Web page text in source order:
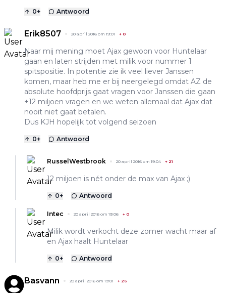
0+ Antwoord
Erik8507 20 april 2016 om 19:01 + 0
Naar mij mening moet Ajax gewoon voor Huntelaar
gaan en laten strijden met milik voor nummer 1
spitspositie. In potentie zie ik veel liever Janssen
komen, maar heb me er bij neergelegd omdat AZ de
absolute hoofdprijs gaat vragen voor Janssen die gaan
+12 miljoen vragen en we weten allemaal dat Ajax dat
nooit niet gaat betalen.
Dus KJH hopelijk tot volgend seizoen
0+ Antwoord
RusselWestbrook 20 april 2016 om 19:04 + 21
12 miljoen is nét onder de max van Ajax ;)
0+ Antwoord
Intec 20 april 2016 om 19:06 + 0
Milik wordt verkocht deze zomer wacht maar af
en Ajax haalt Huntelaar
0+ Antwoord
Basvann 20 april 2016 om 19:01 + 26